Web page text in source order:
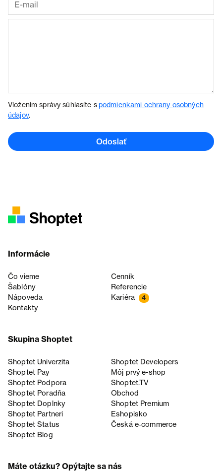
Vložením správy súhlasíte spodmienkami ochrany osobných
údajov.
Odoslať
Informácie
Čo vieme
Cenník
Šablóny
Referencie
Nápoveda
Kariéra 4
Kontakty
Skupina Shoptet
Shoptet Univerzita
Shoptet Developers
Shoptet Pay
Môj prvý e-shop
Shoptet Podpora
Shoptet.TV
Shoptet Poradňa
Obchod
Shoptet Doplnky
Shoptet Premium
Shoptet Partneri
Eshopisko
Shoptet Status
Česká e‑commerce
Shoptet Blog
Máte otázku? Opýtajte sa nás